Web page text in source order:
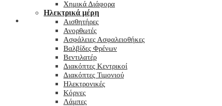
Χημικά Διάφορα
Hλεκτρικά μέρη
Αισθητήρες
Ανορθωτές
Ασφάλειες Ασφαλειοθήκες
Βαλβίδες Φρένων
Βεντιλατέρ
Διακόπτες Κεντρικοί
Διακόπτες Τιμονιού
Ηλεκτρονικές
Κόρνες
Λάμπες